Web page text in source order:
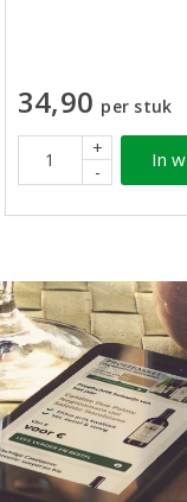
34,90 per stuk
+
-
In